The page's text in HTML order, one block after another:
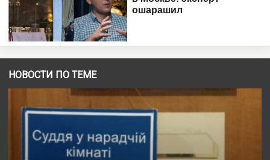
НОВОСТИ ПО ТЕМЕ